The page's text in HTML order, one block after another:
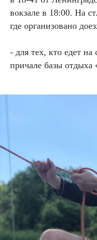
вокзале в 18:00. На
где организовано
- для тех, кто едет
причале базы